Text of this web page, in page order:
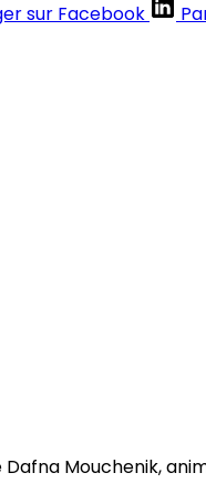
sur Facebook
Mouchenik,